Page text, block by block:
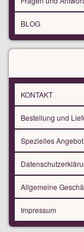
BLOG
KONTAKT
Bestellung und
Spezielles Angebot
Allgemeine
Impressum